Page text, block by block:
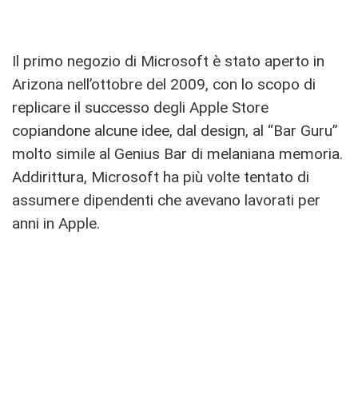
Il primo negozio di Microsoft è stato aperto in
Arizona nell’ottobre del 2009, con lo scopo di
replicare il successo degli Apple Store
copiandone alcune idee, dal design, al “Bar Guru”
molto simile al Genius Bar di melaniana memoria.
Addirittura, Microsoft ha più volte tentato di
assumere dipendenti che avevano lavorati per
anni in Apple.